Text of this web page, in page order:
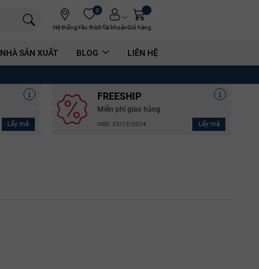
Hệ thống
0
Yêu thíchTài khoảnGiỏ hàng
NHÀ SẢN XUẤT BLOG LIÊN HỆ
Lấy mã
FREESHIP
Miễn phí giao hàng
HSD: 25/12/2024 Lấy mã